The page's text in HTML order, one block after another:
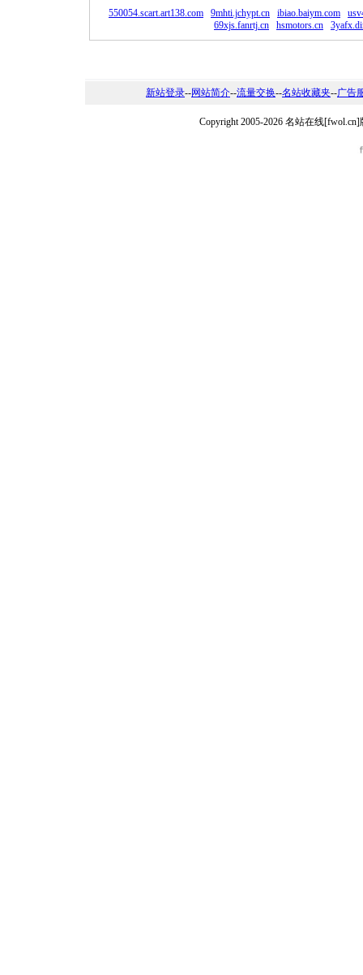
550054.scart.art138.com 9mhti.jchypt.cn ibiao.baiym.com
69xjs.fanrtj.cn
hsmotors.cn
新站登录--网站简介--流量交换--名站收藏夹--广告
Copyright 2005-2026 名站在线